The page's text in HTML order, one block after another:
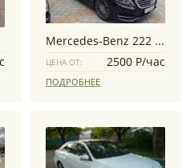
Mercedes-Benz 222 S500 Long
ЦЕНА ОТ: 2500 Р/час
ПОДРОБНЕЕ